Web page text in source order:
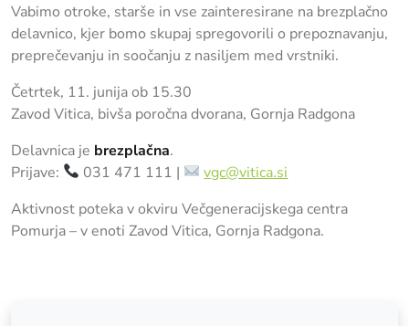
Vabimo otroke, starše in vse zainteresirane na brezplačno
delavnico, kjer bomo skupaj spregovorili o prepoznavanju,
preprečevanju in soočanju z nasiljem med vrstniki.
Četrtek, 11. junija ob 15.30
Zavod Vitica, bivša poročna dvorana, Gornja Radgona
Delavnica je brezplačna.
Prijave:
031 471 111 |
vgc@vitica.si
Aktivnost poteka v okviru Večgeneracijskega centra
Pomurja – v enoti Zavod Vitica, Gornja Radgona.